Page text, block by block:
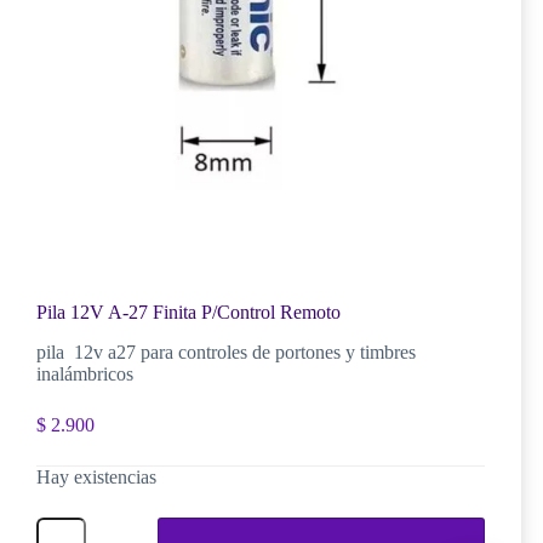
Pila 12V A-27 Finita P/Control Remoto
pila 12v a27 para controles de portones y timbres
inalámbricos
$ 2.900
Hay existencias
Pila